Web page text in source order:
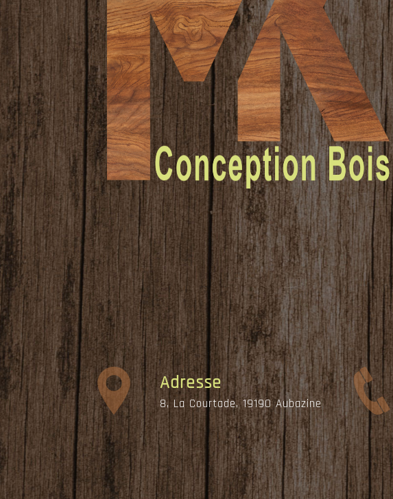
Adresse
8, La Courtade, 19190 Aubazine